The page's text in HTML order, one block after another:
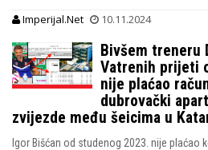
Imperijal.Net 10.11.2024
Bivšem treneru
Vatrenih prijeti
nije plaćao
dubrovački
zvijezde među šeicima u
Igor Bišćan od studenog 2023. nije plaćao